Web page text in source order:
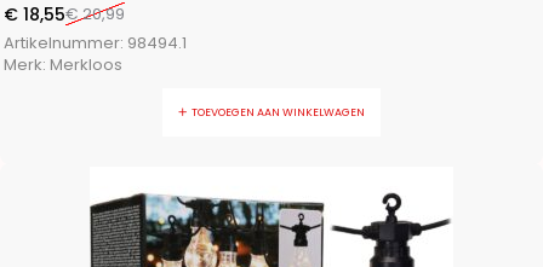
€20,99
€ 18,55
Artikelnummer: 98494.1
Merk: Merkloos
TOEVOEGEN AAN WINKELWAGEN